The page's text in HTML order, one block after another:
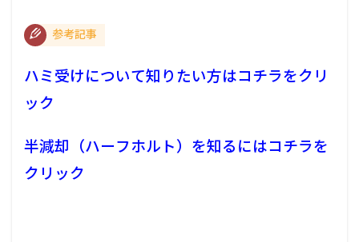
参考記事
ハミ受けについて知りたい方はコチラをクリ
ック
半減却（ハーフホルト）を知るにはコチラを
クリック